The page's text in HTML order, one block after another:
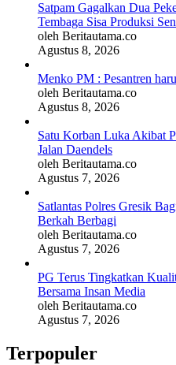
Satpam Gagalkan Dua
Tembaga Sisa Produksi
oleh Beritautama.co
Agustus 8, 2026
Menko PM : Pesantren
oleh Beritautama.co
Agustus 8, 2026
Satu Korban Luka Akibat
Jalan Daendels
oleh Beritautama.co
Agustus 7, 2026
Satlantas Polres Gresik
Berkah Berbagi
oleh Beritautama.co
Agustus 7, 2026
PG Terus Tingkatkan
Bersama Insan Media
oleh Beritautama.co
Agustus 7, 2026
Terpopuler